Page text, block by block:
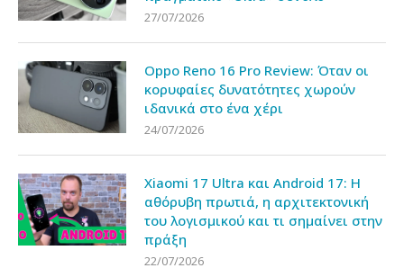
27/07/2026
Oppo Reno 16 Pro Review: Όταν οι
κορυφαίες δυνατότητες χωρούν
ιδανικά στο ένα χέρι
24/07/2026
Xiaomi 17 Ultra και Android 17: Η
αθόρυβη πρωτιά, η αρχιτεκτονική
του λογισμικού και τι σημαίνει στην
πράξη
22/07/2026